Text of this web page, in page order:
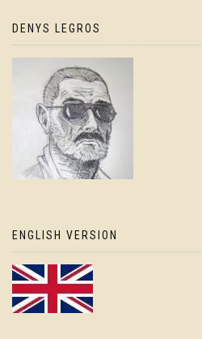
DENYS LEGROS
ENGLISH VERSION